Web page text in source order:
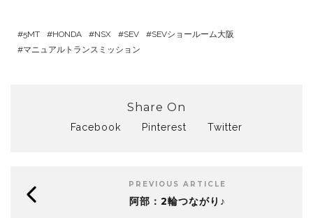
5MT HONDA NSX SEV
SEVショールーム大阪
マニュアルトランスミッション
Share On
Facebook Pinterest Twitter
PREVIOUS ARTICLE
阿部：2輪つながり♪